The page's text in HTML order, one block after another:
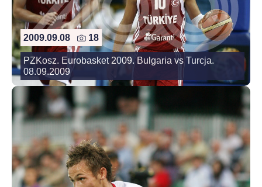
2009.09.08 18
PZKosz. Eurobasket 2009. Bulgaria vs Turcja.
08.09.2009